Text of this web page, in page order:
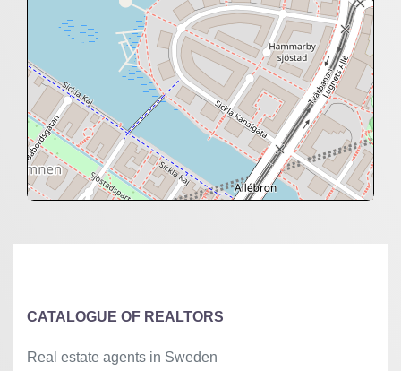
CATALOGUE OF REALTORS
Real estate agents in Sweden